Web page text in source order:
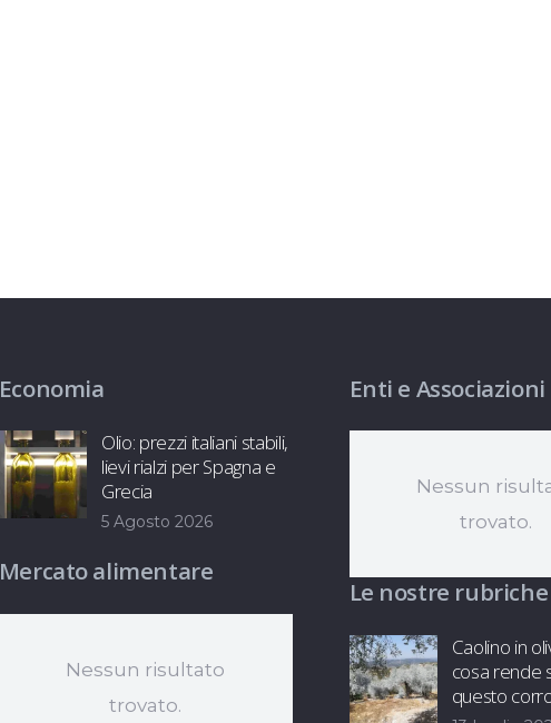
Economia
Olio: prezzi italiani stabili,
lievi rialzi per Spagna e
Grecia
5 Agosto 2026
Mercato alimentare
Nessun risultato
trovato.
Enti e Associazioni
Nessun
trovato.
Le nostre rubriche
Caolino in
cosa rende
questo